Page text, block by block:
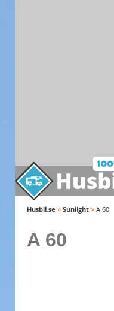
Husbil.se » Sunlight » A 60
A 60